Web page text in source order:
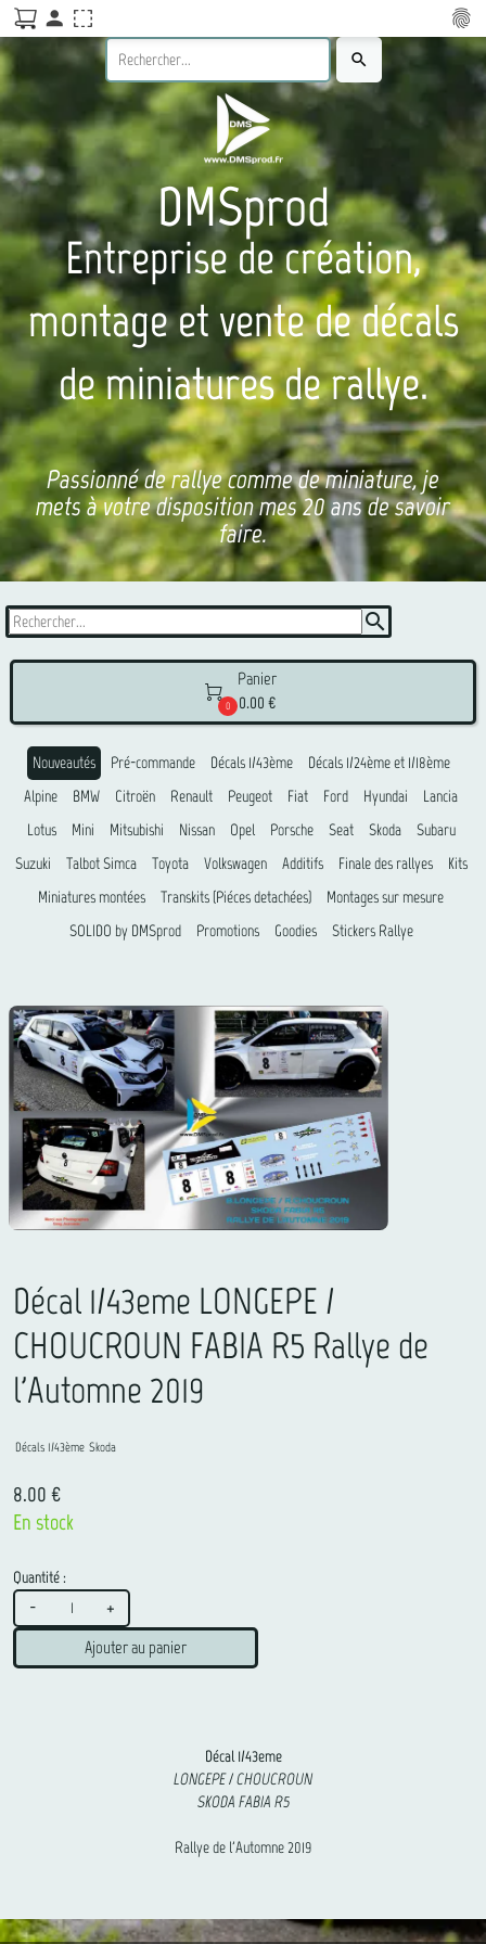
search
DMSprod
Entreprise de création,
montage et vente de décals
de miniatures de rallye.
Passionné de rallye comme de miniature, je
mets à votre disposition mes 20 ans de savoir
faire.
search

0
Panier
0.00 €
Nouveautés Pré-commande Décals 1/43ème
Décals 1/24ème et 1/18ème
Alpine
BMW Citroën Renault Peugeot Fiat Ford Hyundai
Lancia
Lotus
Mini Mitsubishi Nissan Opel Porsche Seat Skoda
Subaru
Suzuki
Talbot Simca Toyota Volkswagen Additifs Finale des rallyes
Kits
Miniatures montées
Transkits (Piéces detachées)
Montages sur mesure
SOLIDO by DMSprod
Promotions Goodies Stickers Rallye
Décal 1/43eme LONGEPE /
CHOUCROUN FABIA R5 Rallye de
l'Automne 2019
Décals 1/43ème Skoda
8.00 €
En stock
Quantité :
- +
Ajouter au panier
Décal 1/43eme
LONGEPE / CHOUCROUN
SKODA FABIA R5
Rallye de l'Automne 2019
fingerprint
person